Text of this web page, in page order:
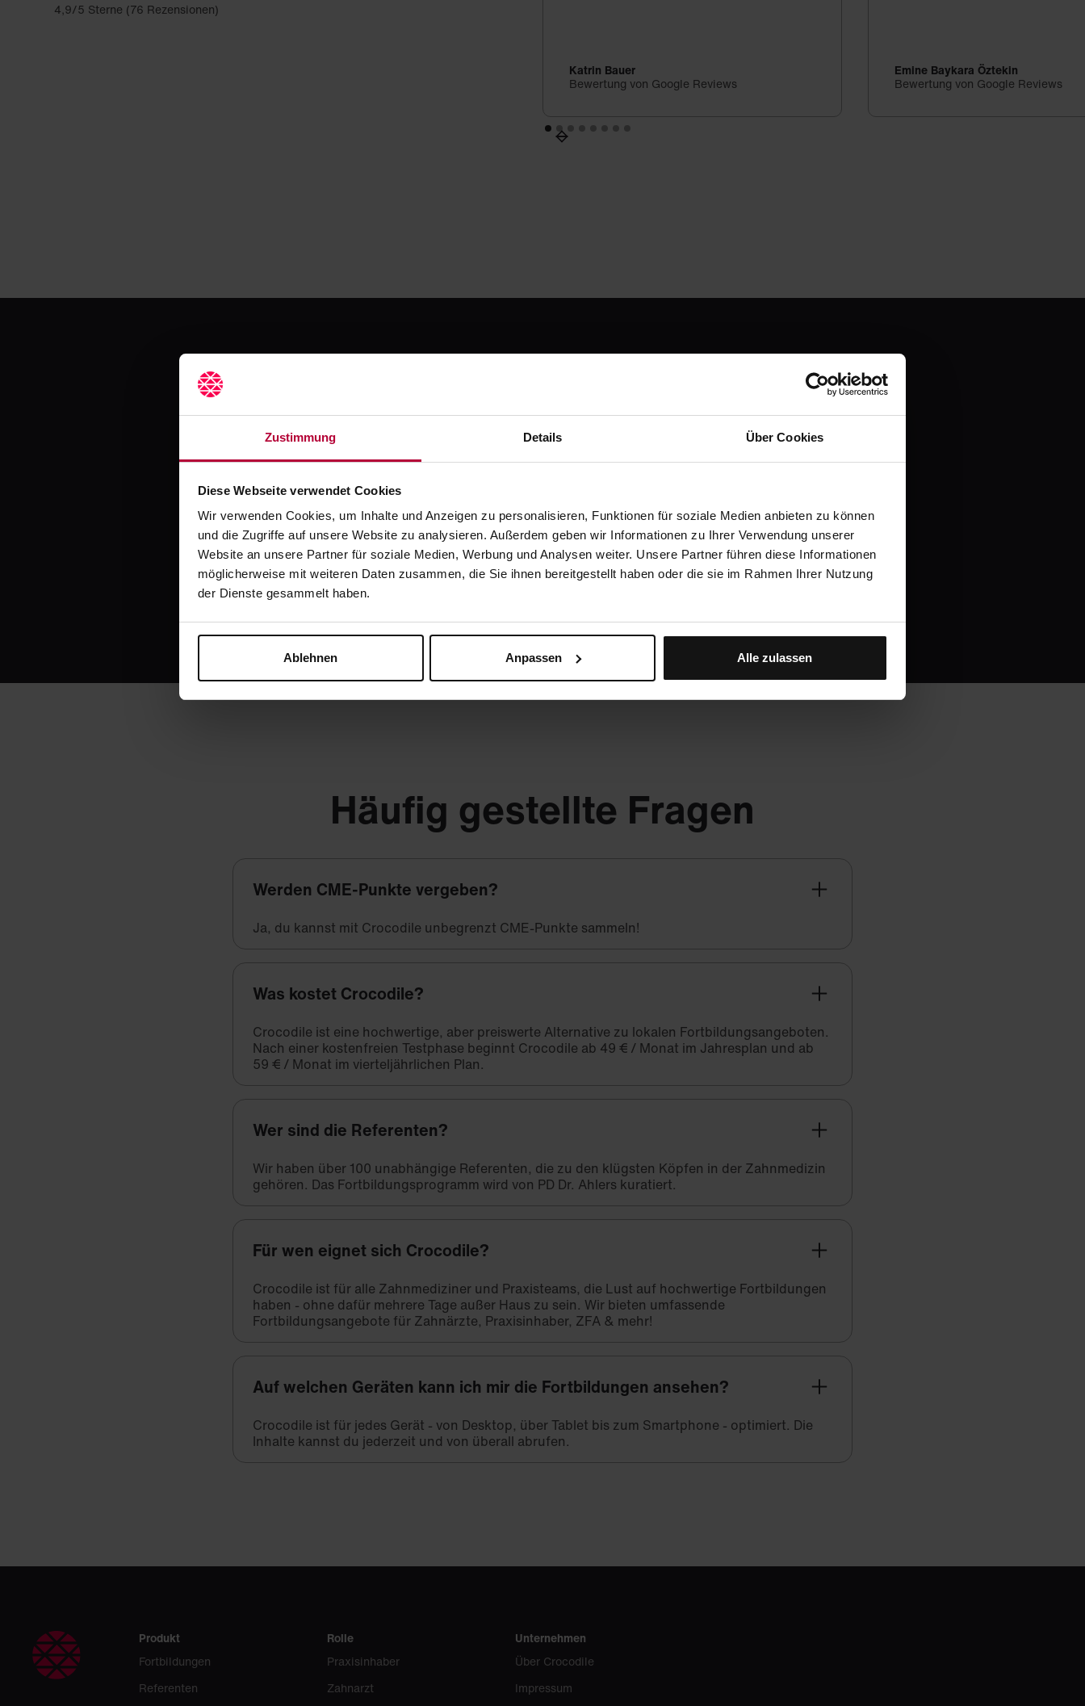
Zustimmung Details Über Cookies
Diese Webseite verwendet Cookies
Wir verwenden Cookies, um Inhalte und Anzeigen zu personalisieren, Funktionen für soziale Medien anbieten zu können
und die Zugriffe auf unsere Website zu analysieren. Außerdem geben wir Informationen zu Ihrer Verwendung unserer
Website an unsere Partner für soziale Medien, Werbung und Analysen weiter. Unsere Partner führen diese Informationen
möglicherweise mit weiteren Daten zusammen, die Sie ihnen bereitgestellt haben oder die sie im Rahmen Ihrer Nutzung
der Dienste gesammelt haben.
Ablehnen Anpassen Alle zulassen
4,9/5 Sterne (76 Rezensionen)
Katrin Bauer
Bewertung von Google Reviews
Emine Baykara Öztekin
Bewertung von Google Reviews
Jetzt kostenlos registrieren und
testen
Erlebe mit Crocodile die moderne Art zahnmedizinischer Fortbildung. Starte mit einer kostenlosen
Testphase - danach ab 49 € / Monat.
Jetzt kostenlos registrieren
Oder ruf uns an: +49 5251 / 54481-0
Häufig gestellte Fragen
Werden CME-Punkte vergeben?
Ja, du kannst mit Crocodile unbegrenzt CME-Punkte sammeln!
Was kostet Crocodile?
Crocodile ist eine hochwertige, aber preiswerte Alternative zu lokalen Fortbildungsangeboten.
Nach einer kostenfreien Testphase beginnt Crocodile ab 49 € / Monat im Jahresplan und ab
59 € / Monat im vierteljährlichen Plan.
Wer sind die Referenten?
Wir haben über 100 unabhängige Referenten, die zu den klügsten Köpfen in der Zahnmedizin
gehören. Das Fortbildungsprogramm wird von PD Dr. Ahlers kuratiert.
Für wen eignet sich Crocodile?
Crocodile ist für alle Zahnmediziner und Praxisteams, die Lust auf hochwertige Fortbildungen
haben - ohne dafür mehrere Tage außer Haus zu sein. Wir bieten umfassende
Fortbildungsangebote für Zahnärzte, Praxisinhaber, ZFA & mehr!
Auf welchen Geräten kann ich mir die Fortbildungen ansehen?
Crocodile ist für jedes Gerät - von Desktop, über Tablet bis zum Smartphone - optimiert. Die
Inhalte kannst du jederzeit und von überall abrufen.
Produkt
Fortbildungen
Referenten
Rolle
Praxisinhaber
Zahnarzt
Unternehmen
Über Crocodile
Impressum